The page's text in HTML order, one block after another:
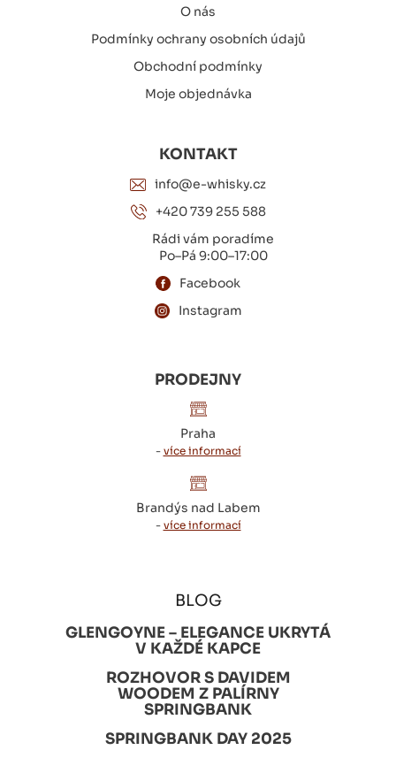
O nás
Podmínky ochrany osobních údajů
Obchodní podmínky
Moje objednávka
KONTAKT
info@e-whisky.cz
+420 739 255 588
Rádi vám poradíme
Po–Pá 9:00–17:00
Facebook
Instagram
PRODEJNY
Praha
- více informací
Brandýs nad Labem
- více informací
BLOG
GLENGOYNE – ELEGANCE UKRYTÁ
V KAŽDÉ KAPCE
ROZHOVOR S DAVIDEM
WOODEM Z PALÍRNY
SPRINGBANK
SPRINGBANK DAY 2025